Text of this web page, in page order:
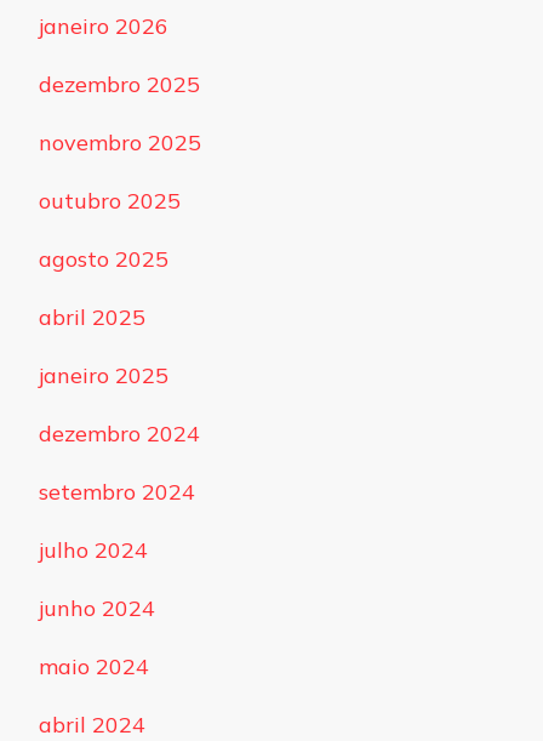
janeiro 2026
dezembro 2025
novembro 2025
outubro 2025
agosto 2025
abril 2025
janeiro 2025
dezembro 2024
setembro 2024
julho 2024
junho 2024
maio 2024
abril 2024